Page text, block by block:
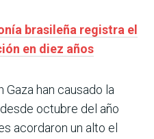
brasileña registra el
en diez años
han causado la
octubre del año
acordaron un alto el